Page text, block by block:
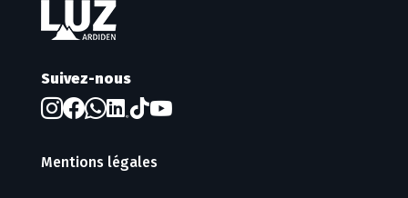
Suivez-nous
Mentions légales